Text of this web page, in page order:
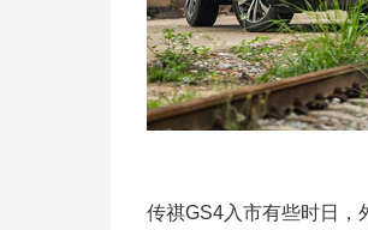
传祺GS4入市有些时日，